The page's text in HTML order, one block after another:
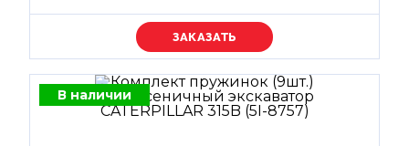
Уточняйте цену
В наличии